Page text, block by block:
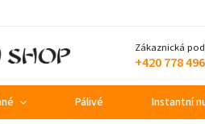
Zákaznická
+420 778
Pálivé Instantní